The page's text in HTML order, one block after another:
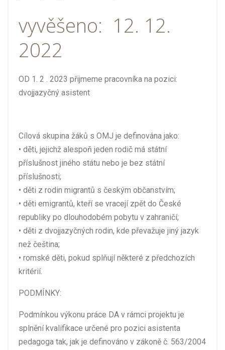
vyvěšeno: 12. 12.
2022
OD 1. 2 . 2023 přijmeme pracovníka na pozici:
dvojjazyčný asistent
Cílová skupina žáků s OMJ je definována jako:
• děti, jejichž alespoň jeden rodič má státní
příslušnost jiného státu nebo je bez státní
příslušnosti;
• děti z rodin migrantů s českým občanstvím;
• děti emigrantů, kteří se vracejí zpět do České
republiky po dlouhodobém pobytu v zahraničí;
• děti z dvojjazyčných rodin, kde převažuje jiný jazyk
než čeština;
• romské děti, pokud splňují některé z předchozích
kritérií.
PODMÍNKY:
Podmínkou výkonu práce DA v rámci projektu je
splnění kvalifikace určené pro pozici asistenta
pedagoga tak, jak je definováno v zákoně č. 563/2004